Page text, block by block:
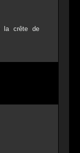
la crête de